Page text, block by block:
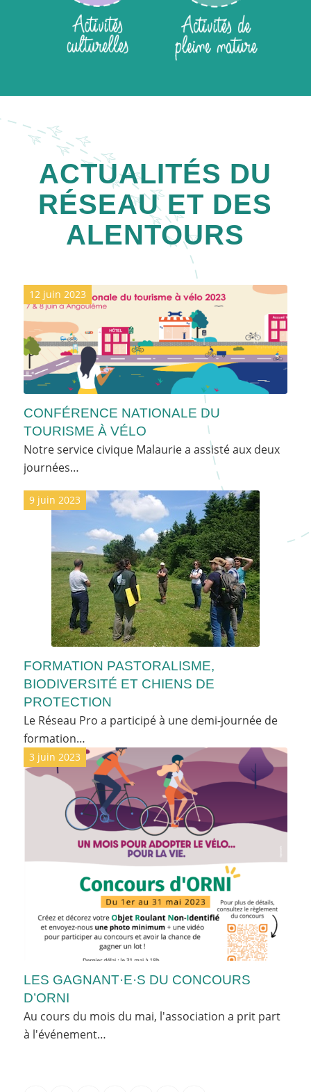
ACTUALITÉS DU
RÉSEAU ET DES
ALENTOURS
CONFÉRENCE NATIONALE DU
TOURISME À VÉLO
12 juin 2023
Notre service civique Malaurie a assisté aux deux
journées…
FORMATION PASTORALISME,
BIODIVERSITÉ ET CHIENS DE
PROTECTION
9 juin 2023
Le Réseau Pro a participé à une demi-journée de
formation…
LES GAGNANT·E·S DU CONCOURS
D’ORNI
3 juin 2023
Au cours du mois du mai, l'association a prit part
à l'événement…